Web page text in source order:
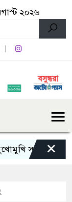
২০২৬
সংঘর্ষে নিহত
×